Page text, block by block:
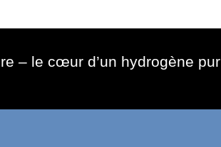
– le cœur d’un hydrogène pur